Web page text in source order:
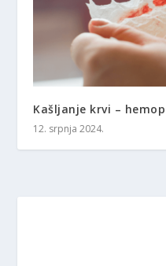
Kašljanje krvi –
12. srpnja 2024.